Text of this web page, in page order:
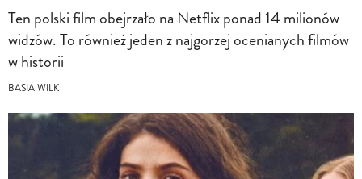
Ten polski film obejrzało na Netflix ponad 14 milionów
widzów. To również jeden z najgorzej ocenianych filmów
w historii
BASIA WILK